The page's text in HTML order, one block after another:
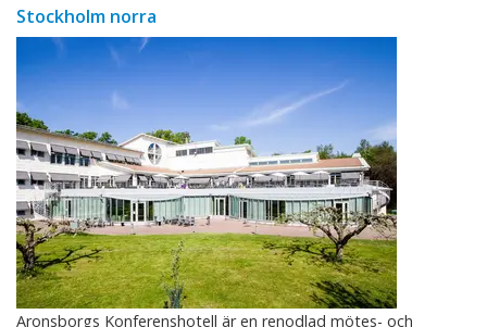
Stockholm norra
Aronsborgs Konferenshotell är en renodlad mötes- och